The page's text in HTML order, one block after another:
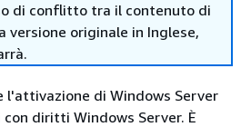
di conflitto tra il contenuto di
versione originale in Inglese,
l'attivazione di Windows Server
diritti Windows Server. È